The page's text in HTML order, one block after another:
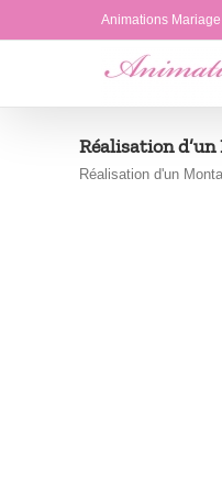
Animations
Réalisation
Réalisation d'un